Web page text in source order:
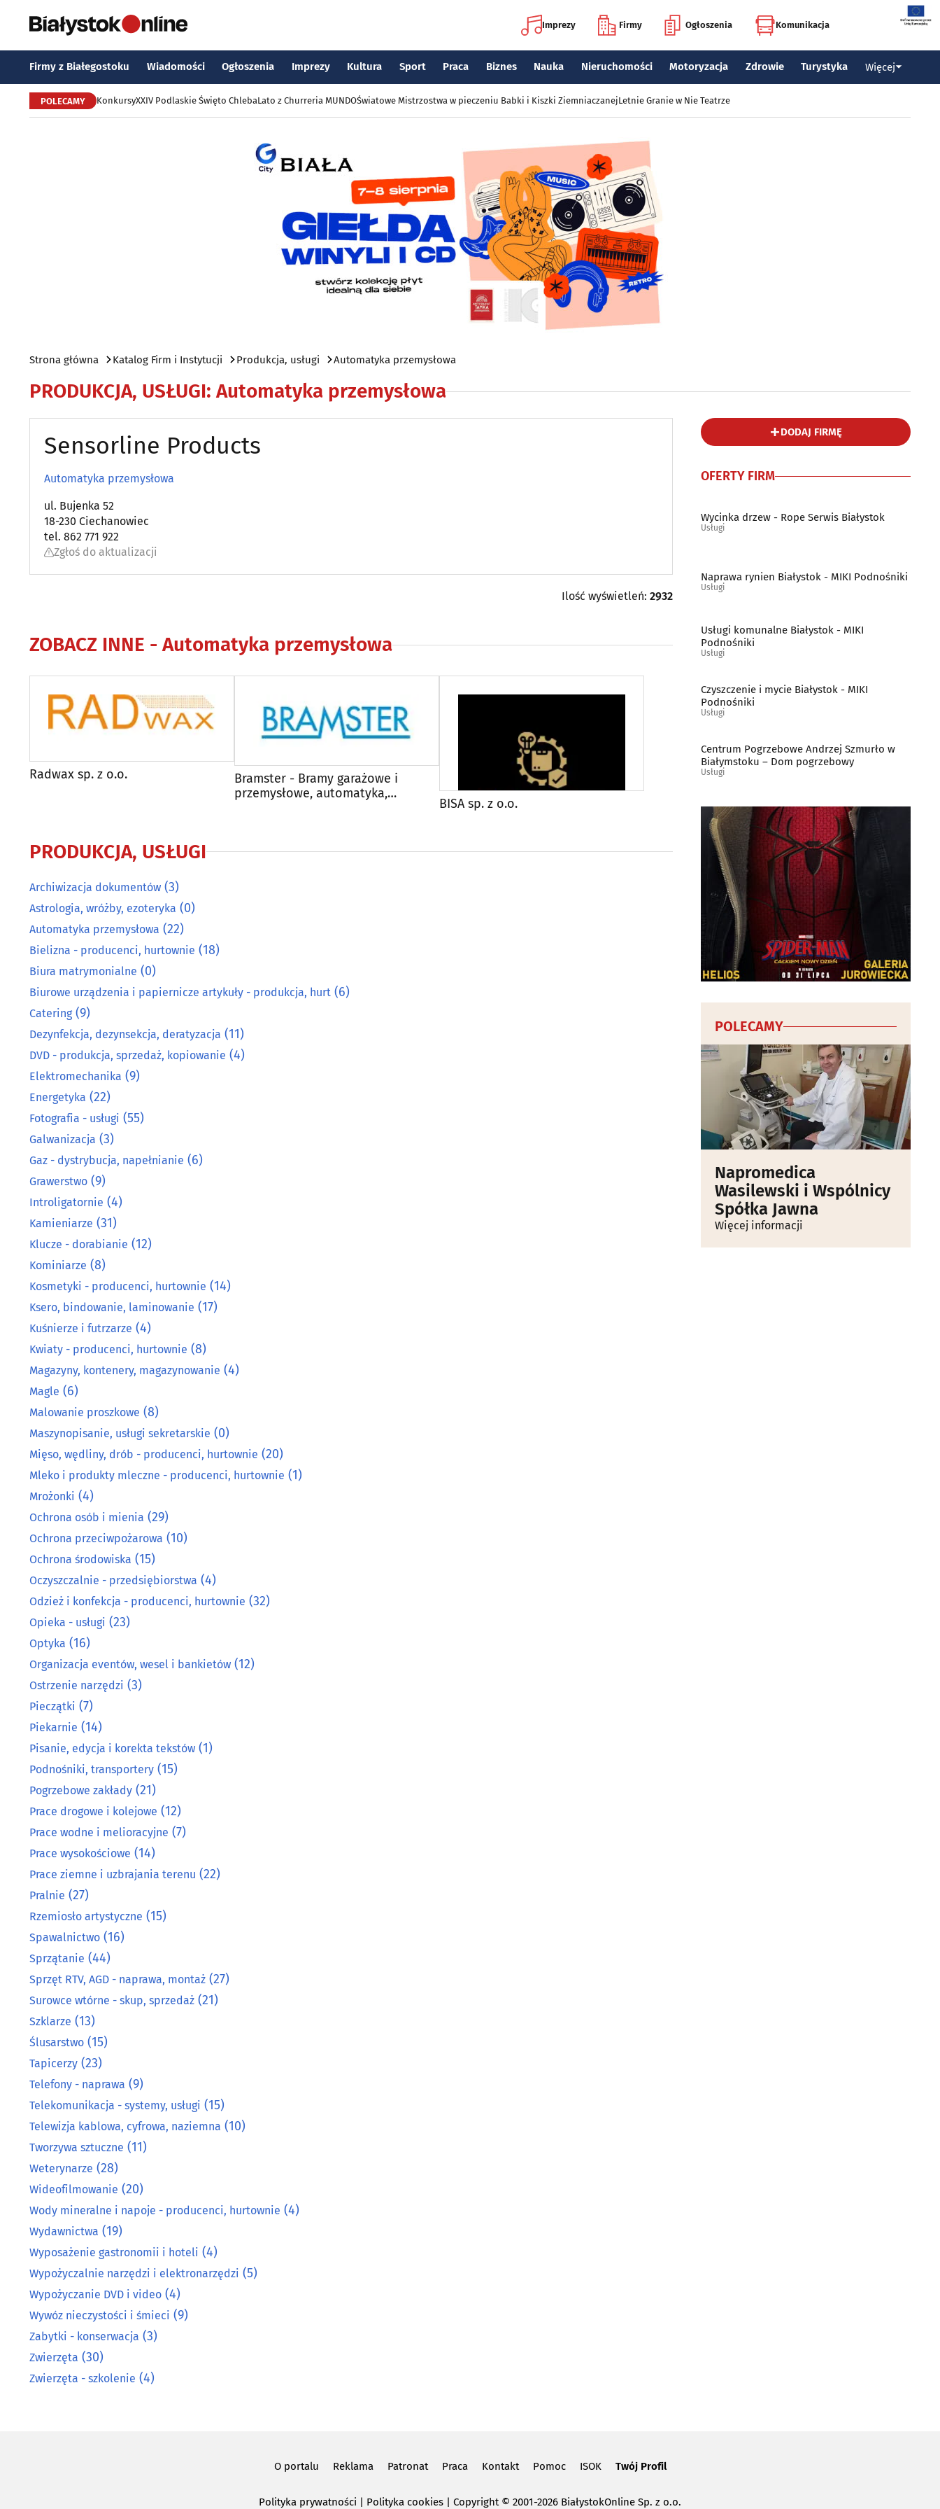
Imprezy Firmy Ogłoszenia Komunikacja
Firmy z Białegostoku Wiadomości Ogłoszenia Imprezy Kultura Sport Praca Biznes Nauka Nieruchomości Motoryzacja Zdrowie Turystyka Więcej
POLECAMY KonkursyXXIV Podlaskie Święto ChlebaLato z Churreria MUNDOŚwiatowe Mistrzostwa w pieczeniu Babki i Kiszki ZiemniaczanejLetnie Granie w Nie Teatrze
Strona główna Katalog Firm i Instytucji Produkcja, usługi Automatyka przemysłowa
PRODUKCJA, USŁUGI: Automatyka przemysłowa
Sensorline Products
Automatyka przemysłowa
ul. Bujenka 52
18-230 Ciechanowiec
tel. 862 771 922
Zgłoś do aktualizacji
Ilość wyświetleń: 2932
ZOBACZ INNE - Automatyka przemysłowa
Radwax sp. z o.o.
Bramster - Bramy garażowe i
przemysłowe, automatyka,
BISA sp. z o.o.
PRODUKCJA, USŁUGI
Archiwizacja dokumentów (3)
Astrologia, wróżby, ezoteryka (0)
Automatyka przemysłowa (22)
Bielizna - producenci, hurtownie (18)
Biura matrymonialne (0)
Biurowe urządzenia i papiernicze artykuły - produkcja, hurt (6)
Catering(9)
Dezynfekcja, dezynsekcja, deratyzacja (11)
DVD - produkcja, sprzedaż, kopiowanie (4)
Elektromechanika (9)
Energetyka (22)
Fotografia - usługi (55)
Galwanizacja (3)
Gaz - dystrybucja, napełnianie (6)
Grawerstwo (9)
Introligatornie (4)
Kamieniarze (31)
Klucze - dorabianie (12)
Kominiarze (8)
Kosmetyki - producenci, hurtownie (14)
Ksero, bindowanie, laminowanie (17)
Kuśnierze i futrzarze (4)
Kwiaty - producenci, hurtownie (8)
Magazyny, kontenery, magazynowanie (4)
Magle (6)
Malowanie proszkowe (8)
Maszynopisanie, usługi sekretarskie (0)
Mięso, wędliny, drób - producenci, hurtownie (20)
Mleko i produkty mleczne - producenci, hurtownie (1)
Mrożonki (4)
Ochrona osób i mienia (29)
Ochrona przeciwpożarowa (10)
Ochrona środowiska (15)
Oczyszczalnie - przedsiębiorstwa (4)
Odzież i konfekcja - producenci, hurtownie (32)
Opieka - usługi (23)
Optyka (16)
Organizacja eventów, wesel i bankietów (12)
Ostrzenie narzędzi (3)
Pieczątki (7)
Piekarnie (14)
Pisanie, edycja i korekta tekstów (1)
Podnośniki, transportery (15)
Pogrzebowe zakłady (21)
Prace drogowe i kolejowe (12)
Prace wodne i melioracyjne (7)
Prace wysokościowe (14)
Prace ziemne i uzbrajania terenu (22)
Pralnie (27)
Rzemiosło artystyczne (15)
Spawalnictwo (16)
Sprzątanie (44)
Sprzęt RTV, AGD - naprawa, montaż (27)
Surowce wtórne - skup, sprzedaż (21)
Szklarze (13)
Ślusarstwo (15)
Tapicerzy (23)
Telefony - naprawa (9)
Telekomunikacja - systemy, usługi (15)
Telewizja kablowa, cyfrowa, naziemna (10)
Tworzywa sztuczne (11)
Weterynarze (28)
Wideofilmowanie (20)
Wody mineralne i napoje - producenci, hurtownie (4)
Wydawnictwa (19)
Wyposażenie gastronomii i hoteli (4)
Wypożyczalnie narzędzi i elektronarzędzi (5)
Wypożyczanie DVD i video (4)
Wywóz nieczystości i śmieci (9)
Zabytki - konserwacja (3)
Zwierzęta (30)
Zwierzęta - szkolenie (4)
DODAJ FIRMĘ
OFERTY FIRM
Wycinka drzew - Rope Serwis Białystok
Usługi
Naprawa rynien Białystok - MIKI Podnośniki
Usługi
Usługi komunalne Białystok - MIKI
Podnośniki
Usługi
Czyszczenie i mycie Białystok - MIKI
Podnośniki
Usługi
Centrum Pogrzebowe Andrzej Szmurło w
Białymstoku – Dom pogrzebowy
Usługi
POLECAMY
Napromedica
Wasilewski i Wspólnicy
Spółka Jawna
Więcej informacji
O portalu Reklama Patronat Praca Kontakt Pomoc ISOK Twój Profil
Polityka prywatności | Polityka cookies Copyright© 2001-2026 BiałystokOnline Sp. z o.o.